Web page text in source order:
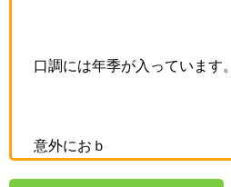
口調には年季が入っています。
意外におｂ